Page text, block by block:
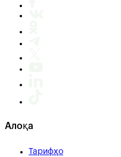
Алоқа
Тарифҳо